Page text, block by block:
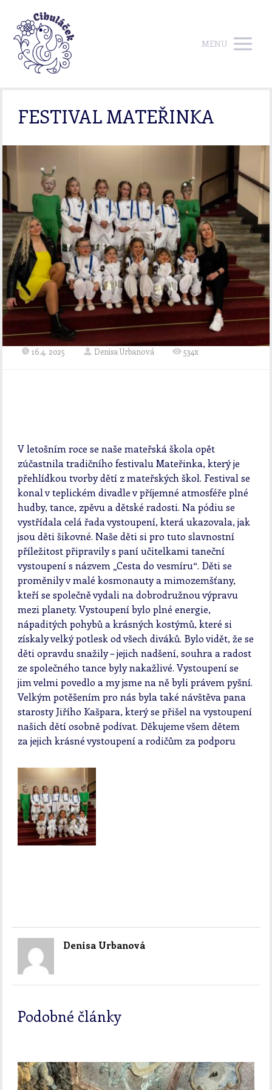
MENU
FESTIVAL MATEŘINKA
16.4. 2025 Denisa Urbanová 534x
V letošním roce se naše mateřská škola opět
zúčastnila tradičního festivalu Mateřinka, který je
přehlídkou tvorby dětí z mateřských škol. Festival se
konal v teplickém divadle v příjemné atmosféře plné
hudby, tance, zpěvu a dětské radosti. Na pódiu se
vystřídala celá řada vystoupení, která ukazovala, jak
jsou děti šikovné. Naše děti si pro tuto slavnostní
příležitost připravily s paní učitelkami taneční
vystoupení s názvem „Cesta do vesmíru“. Děti se
proměnily v malé kosmonauty a mimozemšťany,
kteří se společně vydali na dobrodružnou výpravu
mezi planety. Vystoupení bylo plné energie,
nápaditých pohybů a krásných kostýmů, které si
získaly velký potlesk od všech diváků. Bylo vidět, že se
děti opravdu snažily – jejich nadšení, souhra a radost
ze společného tance byly nakažlivé. Vystoupení se
jim velmi povedlo a my jsme na ně byli právem pyšní.
Velkým potěšením pro nás byla také návštěva pana
starosty Jiřího Kašpara, který se přišel na vystoupení
našich dětí osobně podívat. Děkujeme všem dětem
za jejich krásné vystoupení a rodičům za podporu
Denisa Urbanová
Podobné články